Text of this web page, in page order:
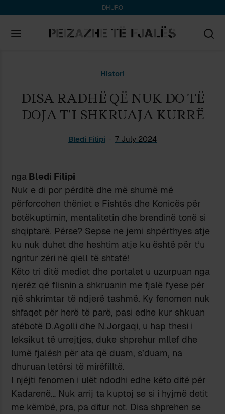
DHURO
Histori
DISA RADHË QË NUK DO TË
DOJA T’I SHKRUAJA KURRË
Bledi Filipi 7 July 2024
nga Bledi Filipi
Nuk e di por përditë dhe më shumë më
përforcohen thëniet e Fishtës dhe Konicës për
botëkuptimin, mentalitetin dhe brendinë tonë si
shqiptarë. Përse? Sepse ne jemi shpërthyes atje
ku nuk duhet dhe heshtim atje ku është për t’u
ngritur zëri në qiell të shtatë!
Këto tri ditë mediet dhe portalet u uzurpuan nga
njerëz që flisnin a shkruanin me fjalë fyese për
një shkrimtar të ndjerë tashmë. Ky fenomen nuk
shfaqet për herë të parë, pasi edhe kur shkuan
atëbotë D.Agolli dhe N.Jorgaqi, u hap thesi i
leksikut të urrejtjes, duke shprehur mllef dhe
lumë fjalësh për ata që duam, s’duam, na
dhuruan letërsi të mirëfilltë.
I njëjti fenomen i ulët ndodhi edhe këto ditë për
Kadarenë… Nuk arrij ta kuptoj se si i hyjmë detit
me këmbë, pra, pa ditur not. Disa shprehen se